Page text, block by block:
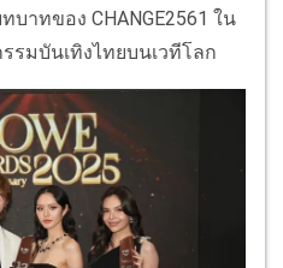
าทของ CHANGE2561 ใน
รมบันเทิงไทยบนเวทีโลก